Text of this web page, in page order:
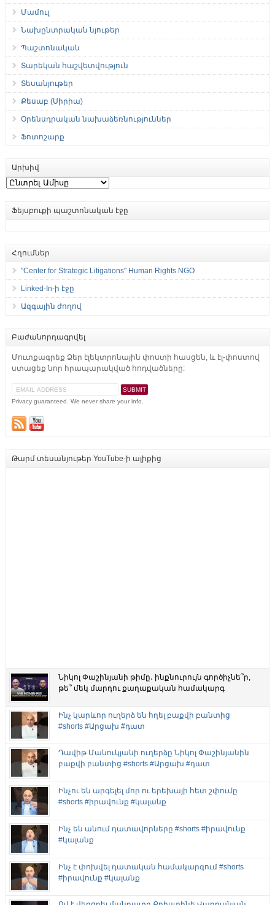
Մամուլ
Նախընտրական նյութեր
Պաշտոնական
Տարեկան հաշվետվություն
Տեսանյութեր
Քեսաբ (Սիրիա)
Օրենսդրական նախաձեռնություններ
Ֆոտոշարք
Արխիվ
Արխիվ
Ֆեյսբուքի պաշտոնական էջը
Հղումներ
"Center for Strategic Litigations" Human Rights NGO
Linked-In-ի էջը
Ազգային ժողով
Բաժանորդագրվել
Մուտքագրեք Ձեր էլեկտրոնային փոստի հասցեն, և էլ-փոստով
ստացեք նոր հրապարակված հոդվածները:
Privacy guaranteed. We never share your info.
Թարմ տեսանյութեր YouTube-ի ալիքից
Նիկոլ Փաշինյանի թիմը․ ինքնուրույն գործիչնե՞ր,
թե՞ մեկ մարդու քաղաքական համակարգ
Ինչ կարևոր ուղերձ են հղել բաքվի բանտից
#shorts #Արցախ #դատ
Դավիթ Մանուկյանի ուղերձը Նիկոլ Փաշինյանին
բաքվի բանտից #shorts #Արցախ #դատ
Ինչու են արգելել մոր ու երեխայի հետ շփումը
#shorts #իրավունք #կալանք
Ինչ են անում դատավորները #shorts #իրավունք
#կալանք
Ինչ է փոխվել դատական համակարգում #shorts
#իրավունք #կալանք